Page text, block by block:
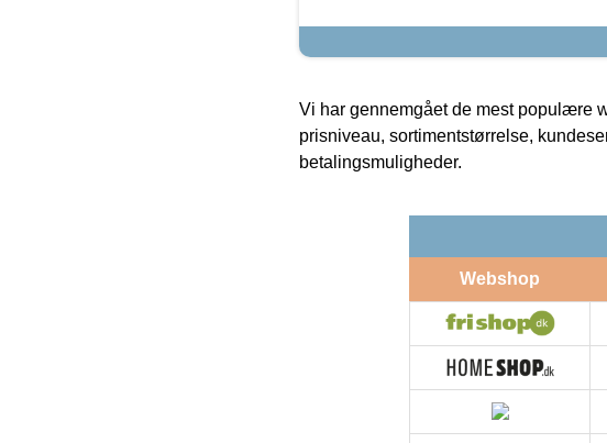
Vi har gennemgået de mest populære
prisniveau, sortimentstørrelse,
betalingsmuligheder.
Webshop